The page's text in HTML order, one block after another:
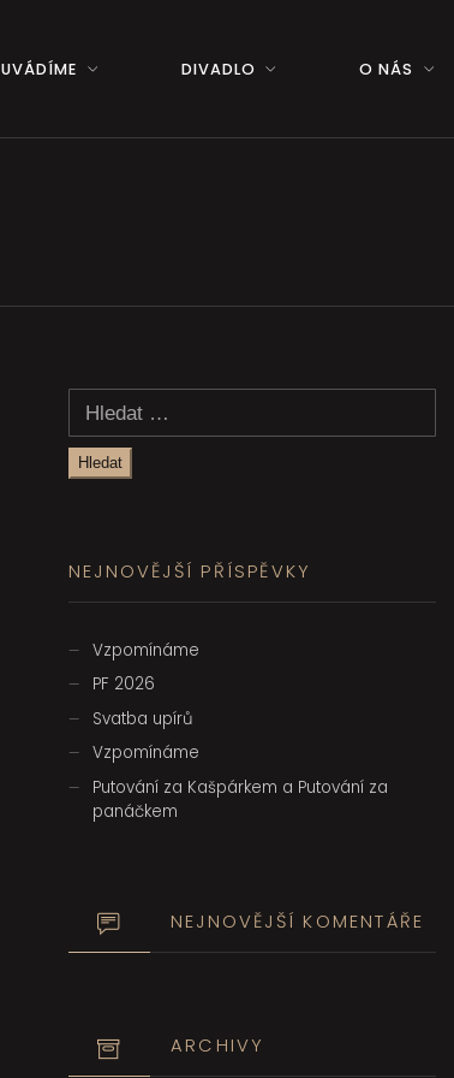
UVÁDÍME DIVADLO O NÁS
NEJNOVĚJŠÍ PŘÍSPĚVKY
Vzpomínáme
PF 2026
Svatba upírů
Vzpomínáme
Putování za Kašpárkem a Putování za
panáčkem
NEJNOVĚJŠÍ KOMENTÁŘE
ARCHIVY